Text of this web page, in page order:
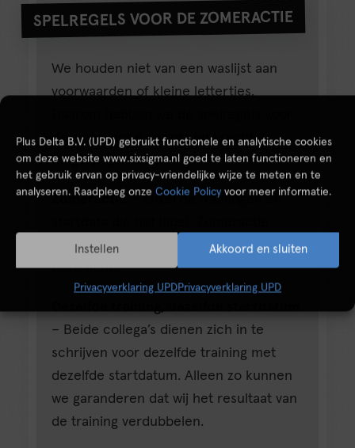
Plus Delta B.V. (UPD) gebruikt functionele en analytische cookies
om deze website www.sixsigma.nl goed te laten functioneren en
het gebruik ervan op privacy-vriendelijke wijze te meten en te
analyseren. Raadpleeg onze Cookie Policy voor meer informatie.
Akkoord en sluiten
Instellen
Privacyverklaring UPDPrivacyverklaring UPD
SPELREGELS VOOR DE ZOMERACTIE
We houden niet van een waslijst aan
voorwaarden of kleine lettertjes.
de zomeractie zo kort en krachtig
mogelijk gehouden.
Zomeractie – Enkel de trainingen en
hebben, komen in aanmerking voor
deze actie.
– Beide collega’s dienen zich in te
schrijven voor dezelfde training met
dezelfde startdatum. Alleen zo kunnen
we garanderen dat wij het resultaat van
de training verdubbelen.